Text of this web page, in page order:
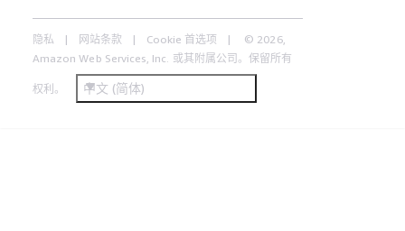
隐私 网站条款 Cookie 首选项
© 2026,
Amazon Web Services, Inc. 或其附属公司。保留所有
权利。 中文 (简体)